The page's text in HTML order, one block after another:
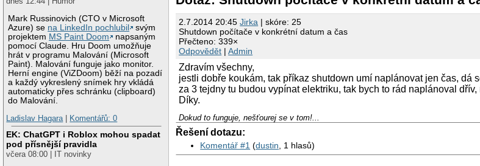
Mark Russinovich (CTO v Microsoft
Azure) se na LinkedIn pochlubil
svým
projektem MS Paint Doom
napsaným
pomocí Claude. Hru Doom umožňuje
hrát v programu Malování (Microsoft
Paint). Malování funguje jako monitor.
Herní engine (ViZDoom) běží na pozadí
a každý vykreslený snímek hry vkládá
automaticky přes schránku (clipboard)
do Malování.
Ladislav Hagara| Komentářů: 0
EK: ChatGPT i Roblox mohou spadat
pod přísnější pravidla
včera 08:00 | IT novinky
2.7.2014 20:45Jirka | skóre: 25
Shutdown počítače v konkrétní datum a čas
Přečteno: 339×
Odpovědět |Admin
Zdravím všechny,
jestli dobře koukám, tak příkaz shutdown umí naplánovat jen čas, dá
za 3 tejdny tu budou vypínat elektriku, tak bych to rád naplánoval
Díky.
Dokud to funguje, nešťourej se v tom!...
Řešení dotazu:
Komentář #1 (dustin , 1 hlasů)